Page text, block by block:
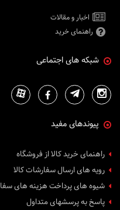
اخبار و مقالات
راهنمای خرید
شبکه های اجتماعی
پیوندهای مفید
راهنمای خرید کالا از فروشگاه
رویه های ارسال سفارشات کالا
شیوه های پرداخت هزینه های
پاسخ به پرسشهای متداول